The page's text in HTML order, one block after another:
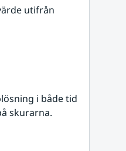
utifrån
i både tid
skurarna.